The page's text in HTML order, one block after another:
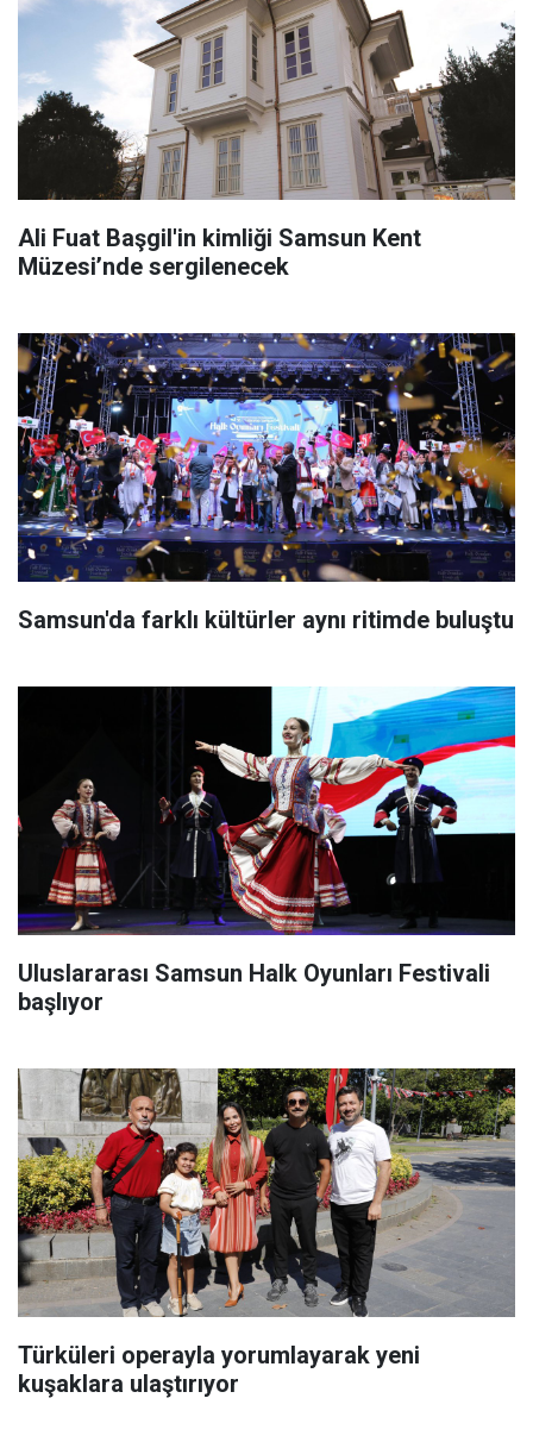
Ali Fuat Başgil'in kimliği Samsun Kent
Müzesi’nde sergilenecek
Samsun'da farklı kültürler aynı ritimde buluştu
Uluslararası Samsun Halk Oyunları Festivali
başlıyor
Türküleri operayla yorumlayarak yeni
kuşaklara ulaştırıyor